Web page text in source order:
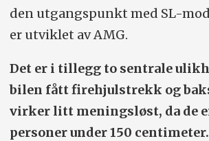
den utgangspunkt med SL-
er utviklet av AMG.
Det er i tillegg to sentrale
bilen fått firehjulstrekk og
virker litt meningsløst, da de
personer under 150